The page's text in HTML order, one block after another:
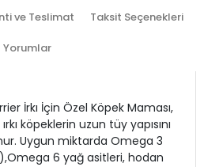
ve Teslimat Taksit Seçenekleri
Yorumlar
İrkı İçin Özel Köpek Maması,
köpeklerin uzun tüy yapısını
Uygun miktarda Omega 3
6 yağ asitleri, hodan